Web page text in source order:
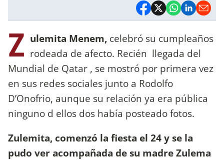
Z ulemita Menem, celebró su cumpleaños
rodeada de afecto. Recién llegada del
Mundial de Qatar , se mostró por primera vez
en sus redes sociales junto a Rodolfo
D’Onofrio, aunque su relación ya era pública
ninguno d ellos dos había posteado fotos.
Zulemita, comenzó la fiesta el 24 y se la
pudo ver acompañada de su madre Zulema